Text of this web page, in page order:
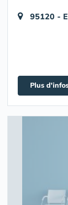
95120 -
Plus